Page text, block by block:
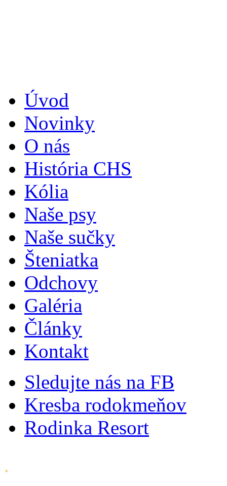
Úvod
Novinky
O nás
História CHS
Kólia
Naše psy
Naše sučky
Šteniatka
Odchovy
Galéria
Články
Kontakt
Sledujte nás na FB
Kresba rodokmeňov
Rodinka Resort
.